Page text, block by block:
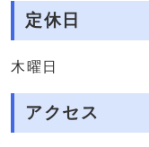
定休日
木曜日
アクセス